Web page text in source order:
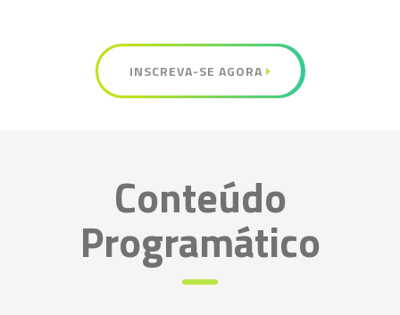
INSCREVA-SE AGORA
Conteúdo
Programático